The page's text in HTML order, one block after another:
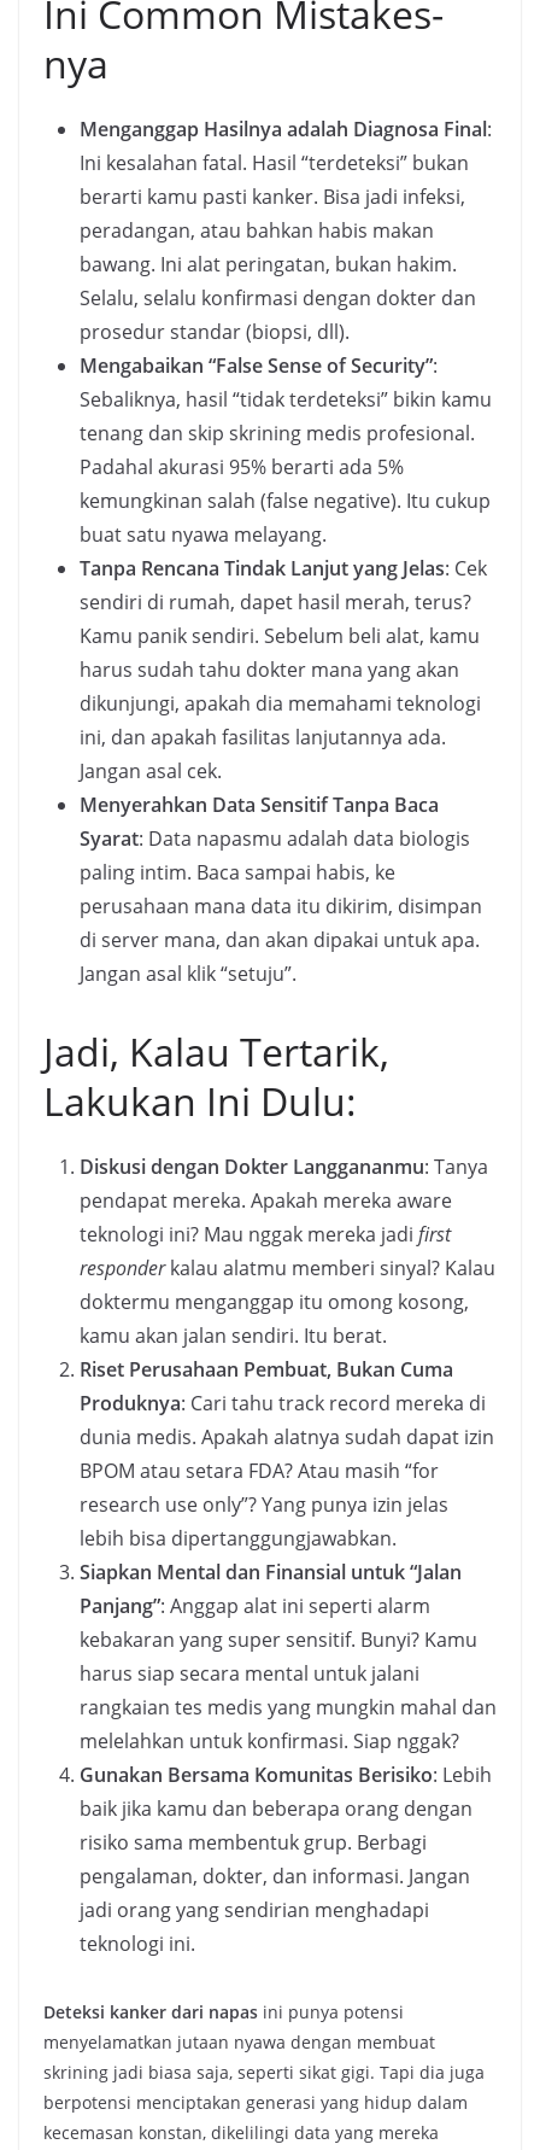
Ini Common Mistakes-
nya
Menganggap Hasilnya adalah Diagnosa Final:
Ini kesalahan fatal. Hasil “terdeteksi” bukan
berarti kamu pasti kanker. Bisa jadi infeksi,
peradangan, atau bahkan habis makan
bawang. Ini alat peringatan, bukan hakim.
Selalu, selalu konfirmasi dengan dokter dan
prosedur standar (biopsi, dll).
Mengabaikan “False Sense of Security”:
Sebaliknya, hasil “tidak terdeteksi” bikin kamu
tenang dan skip skrining medis profesional.
Padahal akurasi 95% berarti ada 5%
kemungkinan salah (false negative). Itu cukup
buat satu nyawa melayang.
Tanpa Rencana Tindak Lanjut yang Jelas: Cek
sendiri di rumah, dapet hasil merah, terus?
Kamu panik sendiri. Sebelum beli alat, kamu
harus sudah tahu dokter mana yang akan
dikunjungi, apakah dia memahami teknologi
ini, dan apakah fasilitas lanjutannya ada.
Jangan asal cek.
Menyerahkan Data Sensitif Tanpa Baca
Syarat: Data napasmu adalah data biologis
paling intim. Baca sampai habis, ke
perusahaan mana data itu dikirim, disimpan
di server mana, dan akan dipakai untuk apa.
Jangan asal klik “setuju”.
Jadi, Kalau Tertarik,
Lakukan Ini Dulu:
Diskusi dengan Dokter Langgananmu: Tanya
pendapat mereka. Apakah mereka aware
teknologi ini? Mau nggak mereka jadi first
responderkalau alatmu memberi sinyal? Kalau
doktermu menganggap itu omong kosong,
kamu akan jalan sendiri. Itu berat.
Riset Perusahaan Pembuat, Bukan Cuma
Produknya: Cari tahu track record mereka di
dunia medis. Apakah alatnya sudah dapat izin
BPOM atau setara FDA? Atau masih “for
research use only”? Yang punya izin jelas
lebih bisa dipertanggungjawabkan.
Siapkan Mental dan Finansial untuk “Jalan
Panjang”: Anggap alat ini seperti alarm
kebakaran yang super sensitif. Bunyi? Kamu
harus siap secara mental untuk jalani
rangkaian tes medis yang mungkin mahal dan
melelahkan untuk konfirmasi. Siap nggak?
Gunakan Bersama Komunitas Berisiko: Lebih
baik jika kamu dan beberapa orang dengan
risiko sama membentuk grup. Berbagi
pengalaman, dokter, dan informasi. Jangan
jadi orang yang sendirian menghadapi
teknologi ini.
Deteksi kanker dari napas ini punya potensi
menyelamatkan jutaan nyawa dengan membuat
skrining jadi biasa saja, seperti sikat gigi. Tapi dia juga
berpotensi menciptakan generasi yang hidup dalam
kecemasan konstan, dikelilingi data yang mereka